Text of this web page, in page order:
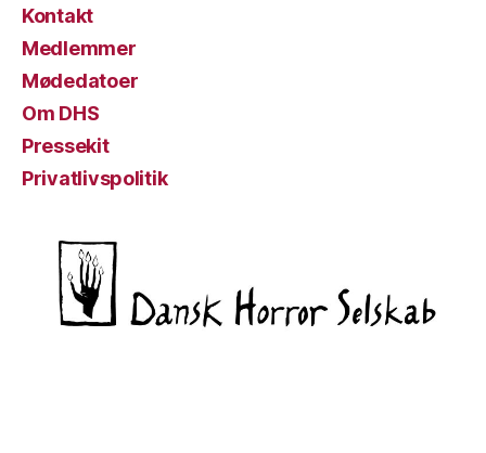
Kontakt
Medlemmer
Mødedatoer
Om DHS
Pressekit
Privatlivspolitik